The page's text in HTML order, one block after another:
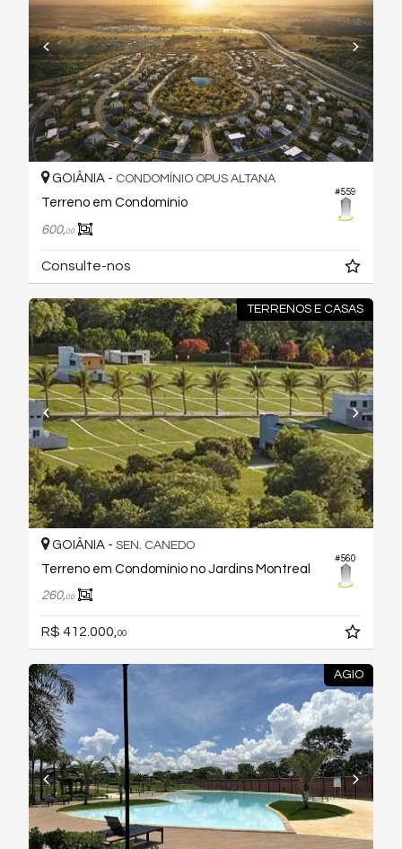
#559
GOIÂNIA - CONDOMÍNIO OPUS ALTANA
Terreno em Condomínio
600,00
Consulte-nos
TERRENOS E CASAS
#560
GOIÂNIA - SEN. CANEDO
Terreno em Condomínio no Jardins Montreal
260,00
R$ 412.000,00
AGIO